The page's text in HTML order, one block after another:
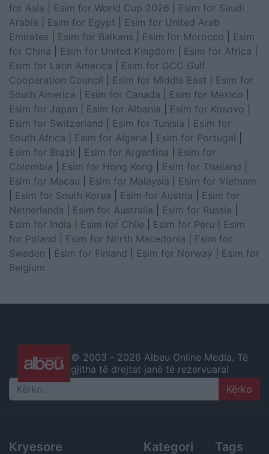
for Asia
Esim for World Cup 2026
Esim for Saudi
Arabia
Esim for Egypt
Esim for United Arab
Emirates
Esim for Balkans Esim for Morocco
Esim
for China
Esim for United Kingdom Esim for Africa
Esim for Latin America
Esim for GCC Gulf
Cooperation Council
Esim for Middle East
Esim for
South America
Esim for Canada Esim for Mexico
Esim for Japan
Esim for Albania Esim for Kosovo
Esim for Switzerland
Esim for Tunisia
Esim for
South Africa
Esim for Algeria Esim for Portugal
Esim for Brazil
Esim for Argentina
Esim for
Colombia
Esim for Hong Kong Esim for Thailand
Esim for Macau
Esim for Malaysia
Esim for Vietnam
Esim for South Korea Esim for Austria
Esim for
Netherlands
Esim for Australia Esim for Russia
Esim for India
Esim for Chile Esim for Peru
Esim
for Poland
Esim for North Macedonia
Esim for
Sweden
Esim for Finland Esim for Norway
Esim for
Belgium
© 2003 - 2026 Albeu Online Media. Të
gjitha të drejtat janë të rezervuara!
Search
Kryesore Kategori Tags